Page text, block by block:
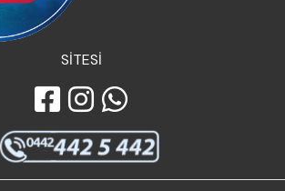
SİTESİ